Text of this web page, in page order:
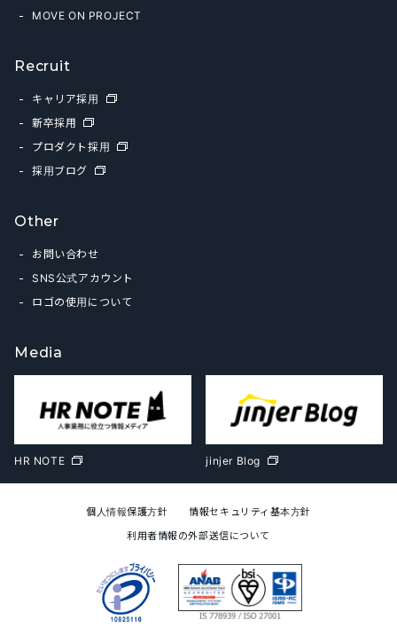
MOVE ON PROJECT
Recruit
キャリア採用
新卒採用
プロダクト採用
採用ブログ
Other
お問い合わせ
SNS公式アカウント
ロゴの使用について
Media
HR NOTE jinjer Blog
個人情報保護方針
情報セキュリティ基本方針
利用者情報の外部送信について